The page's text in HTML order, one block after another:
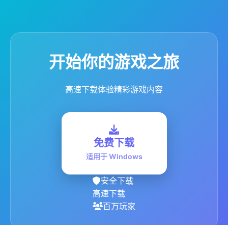
开始你的游戏之旅
高速下载体验精彩游戏内容
免费下载
适用于 Windows
安全下载
高速下载
百万玩家